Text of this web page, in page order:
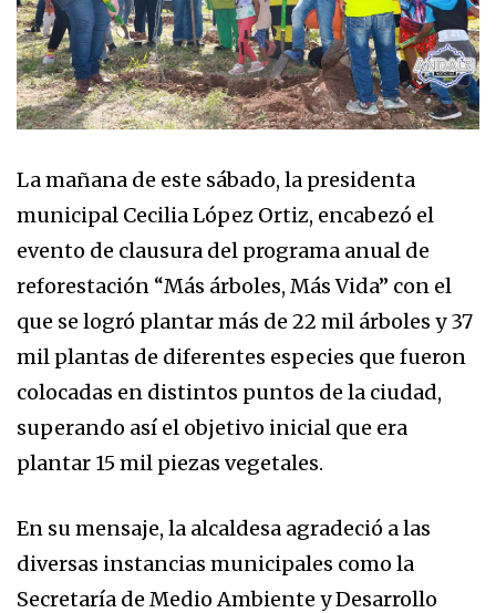
La mañana de este sábado, la presidenta
municipal Cecilia López Ortiz, encabezó el
evento de clausura del programa anual de
reforestación “Más árboles, Más Vida” con el
que se logró plantar más de 22 mil árboles y 37
mil plantas de diferentes especies que fueron
colocadas en distintos puntos de la ciudad,
superando así el objetivo inicial que era
plantar 15 mil piezas vegetales.
En su mensaje, la alcaldesa agradeció a las
diversas instancias municipales como la
Secretaría de Medio Ambiente y Desarrollo